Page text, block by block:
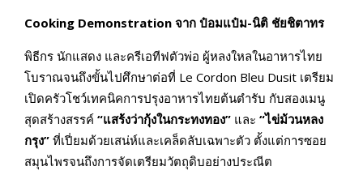
Cooking Demonstration จาก ป๋อมแป๋ม-นิติ ชัยชิตาทร
พิธีกร นักแสดง และครีเอทีฟตัวพ่อ ผู้หลงใหลในอาหารไทย
โบราณจนถึงขั้นไปศึกษาต่อที่ Le Cordon Bleu Dusit เตรียม
เปิดครัวโชว์เทคนิคการปรุงอาหารไทยต้นตำรับ กับสองเมนู
สุดสร้างสรรค์ “แสร้งว่ากุ้งในกระทงทอง” และ “ไข่ม้วนหลง
กรุง” ที่เปี่ยมด้วยเสน่ห์และเคล็ดลับเฉพาะตัว ตั้งแต่การซอย
สมุนไพรจนถึงการจัดเตรียมวัตถุดิบอย่างประณีต